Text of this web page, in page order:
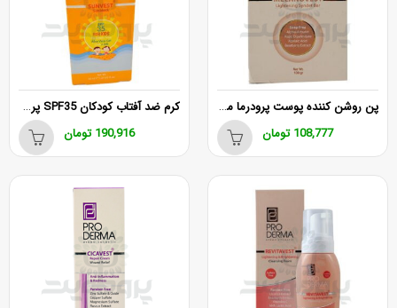
پن روشن کننده پوست پرودرما مناسب انواع پوست ۱۰۰ گرم
108,777 تومان
کرم ضد آفتاب کودکان SPF35 پرودرما 40 میلی لیتر
190,916 تومان